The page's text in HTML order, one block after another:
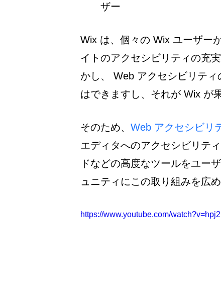
ザー
Wix は、個々の Wix ユーザー
イトのアクセシビリティの充
かし、 Web アクセシビリテ
はできますし、それが Wix が
そのため、 Web アクセシビリ
エディタへのアクセシビリテ
ドなどの高度なツールをユー
ュニティにこの取り組みを広
https://www.youtube.com/